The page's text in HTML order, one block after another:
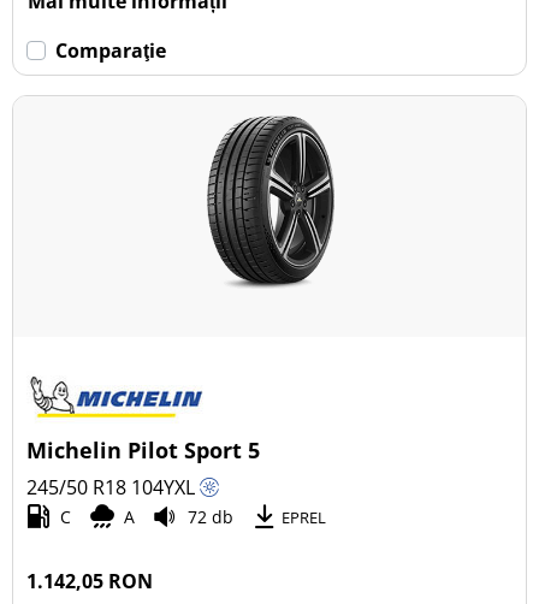
Comparaţie
Michelin Pilot Sport 5
245/50 R18 104YXL
C A 72 db EPREL
1.142,05 RON